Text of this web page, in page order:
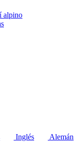
alpino
Inglés
Alemán